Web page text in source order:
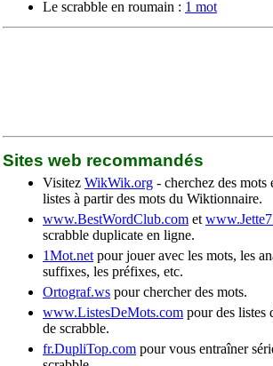
Le scrabble en roumain : 1 mot
Sites web recommandés
Visitez WikWik.org - cherchez des mots
listes à partir des mots du Wiktionnaire.
www.BestWordClub.com et
scrabble duplicate en ligne.
1Mot.net pour jouer avec les mots, les
suffixes, les préfixes, etc.
Ortograf.ws pour chercher des mots.
www.ListesDeMots.com pour des listes
de scrabble.
fr.DupliTop.com pour vous entraîner